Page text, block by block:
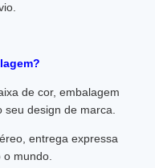
de cor, embalagem
design de marca.
entrega expressa
mundo.